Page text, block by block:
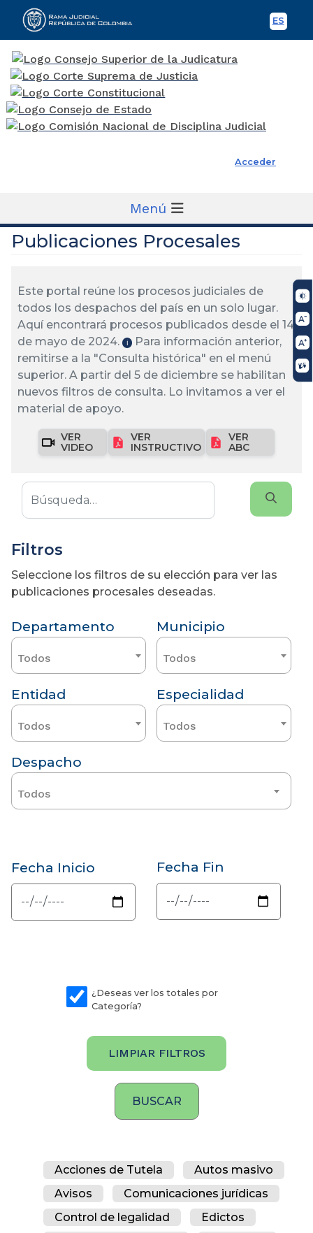
ES
Rama Judicial
Acceder
Menú
Publicaciones Procesales
Este portal reúne los procesos judiciales de
todos los despachos del país en un solo lugar.
Aquí encontrará procesos publicados desde el 14
de mayo de 2024.
ℹ️
Para información anterior,
remitirse a la "Consulta histórica" en el menú
superior. A partir del 5 de diciembre se habilitan
nuevos filtros de consulta. Lo invitamos a ver el
material de apoyo.
VER
VIDEO
VER
INSTRUCTIVO
VER
ABC
Filtros
Seleccione los filtros de su elección para ver las
publicaciones procesales deseadas.
Departamento
Todos
Municipio
Todos
Entidad
Todos
Especialidad
Todos
Despacho
Todos
Fecha Inicio Fecha Fin
¿Deseas ver los totales por
Categoría?
LIMPIAR FILTROS
Acciones de Tutela
Autos masivo
Avisos
Comunicaciones jurídicas
Control de legalidad
Edictos